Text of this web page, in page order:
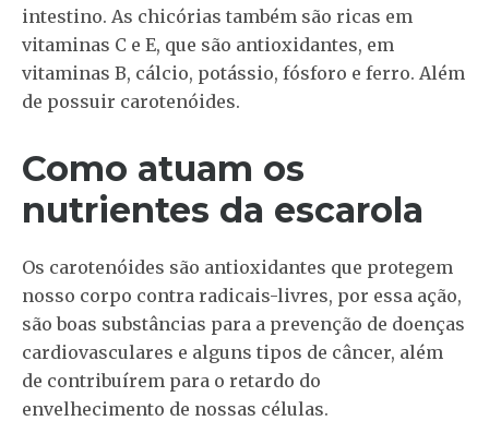
intestino. As chicórias também são ricas em
vitaminas C e E, que são antioxidantes, em
vitaminas B, cálcio, potássio, fósforo e ferro. Além
de possuir carotenóides.
Como atuam os
nutrientes da escarola
Os carotenóides são antioxidantes que protegem
nosso corpo contra radicais-livres, por essa ação,
são boas substâncias para a prevenção de doenças
cardiovasculares e alguns tipos de câncer, além
de contribuírem para o retardo do
envelhecimento de nossas células.